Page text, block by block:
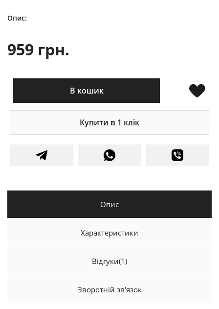
Опис:
959 грн.
В кошик
Купити в 1 клік
Опис
Характеристики
Відгуки(1)
Зворотній зв'язок